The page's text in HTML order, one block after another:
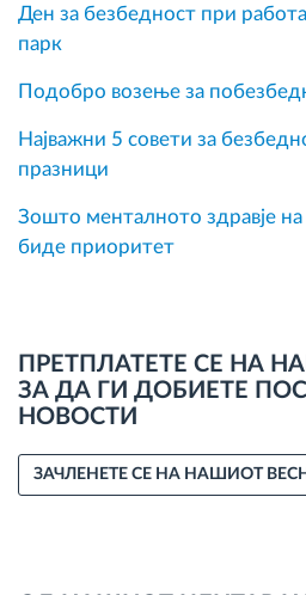
Ден за безбедност при
парк
Подобро возење за
Најважни 5 совети за
празници
Зошто менталното здравје
биде приоритет
ПРЕТПЛАТЕТЕ СЕ НА
ЗА ДА ГИ ДОБИЕТЕ
НОВОСТИ
ЗАЧЛЕНЕТЕ СЕ НА НАШИОТ